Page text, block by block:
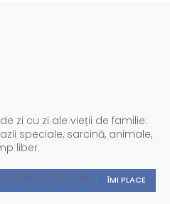
zi cu zi ale vieții de familie:
speciale, sarcină, animale,
liber.
ÎMI PLACE
administrată de